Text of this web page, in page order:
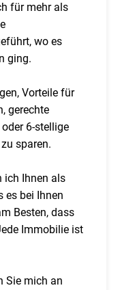
für mehr als
wo es
ging.
Vorteile für
gerechte
6-stellige
sparen.
ich Ihnen als
es bei Ihnen
Besten, dass
Immobilie ist
Sie mich an